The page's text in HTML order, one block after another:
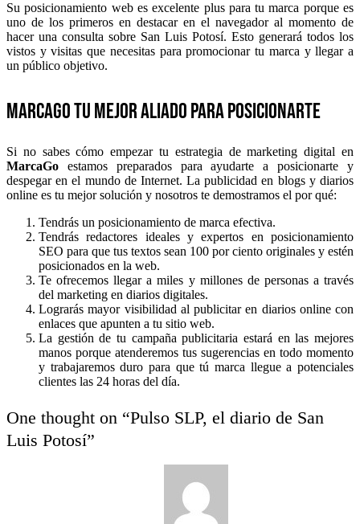
Su posicionamiento web es excelente plus para tu marca porque es
uno de los primeros en destacar en el navegador al momento de
hacer una consulta sobre San Luis Potosí. Esto generará todos los
vistos y visitas que necesitas para promocionar tu marca y llegar a
un público objetivo.
MarcaGo tu mejor aliado para posicionarte
Si no sabes cómo empezar tu estrategia de marketing digital en
MarcaGo estamos preparados para ayudarte a posicionarte y
despegar en el mundo de Internet. La publicidad en blogs y diarios
online es tu mejor solución y nosotros te demostramos el por qué:
Tendrás un posicionamiento de marca efectiva.
Tendrás redactores ideales y expertos en posicionamiento
SEO para que tus textos sean 100 por ciento originales y estén
posicionados en la web.
Te ofrecemos llegar a miles y millones de personas a través
del marketing en diarios digitales.
Lograrás mayor visibilidad al publicitar en diarios online con
enlaces que apunten a tu sitio web.
La gestión de tu campaña publicitaria estará en las mejores
manos porque atenderemos tus sugerencias en todo momento
y trabajaremos duro para que tú marca llegue a potenciales
clientes las 24 horas del día.
One thought on “Pulso SLP, el diario de San
Luis Potosí”